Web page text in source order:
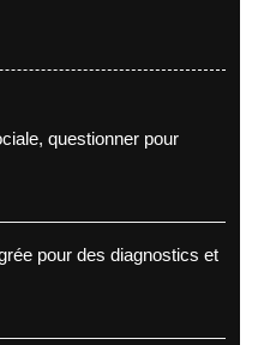
questionner pour
pour des diagnostics et